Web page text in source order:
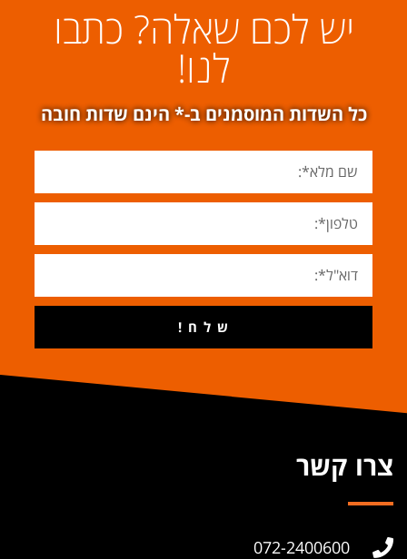
יש לכם שאלה? כתבו
לנו!
כל השדות המוסמנים ב-* הינם שדות חובה
ש ל ח !
צרו קשר
072-2400600